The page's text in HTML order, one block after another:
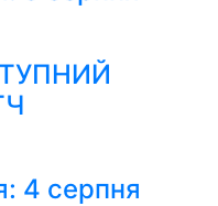
4 серпня